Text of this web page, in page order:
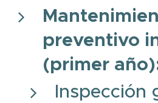
preventivo
(primer
Inspección